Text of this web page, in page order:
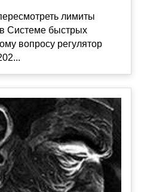
лимиты
Системе быстрых
вопросу регулятор